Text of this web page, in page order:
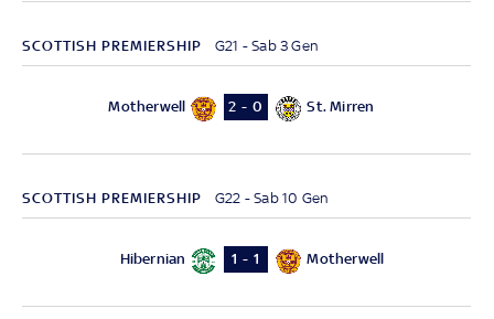
SCOTTISH PREMIERSHIP G21 - Sab 3 Gen
Motherwell 2 - 0 St. Mirren
SCOTTISH PREMIERSHIP G22 - Sab 10 Gen
Hibernian 1 - 1 Motherwell